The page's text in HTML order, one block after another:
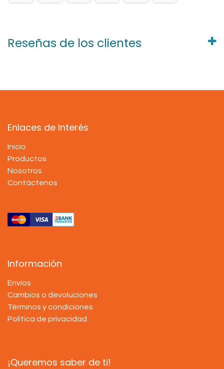
Reseñas de los clientes
Enlaces de Interés
Inicio
Productos
Nosotros
Contáctenos
Información
Envíos
Cambios o devoluciones
Términos y condiciones
Política de privacidad
¡Queremos saber de ti!